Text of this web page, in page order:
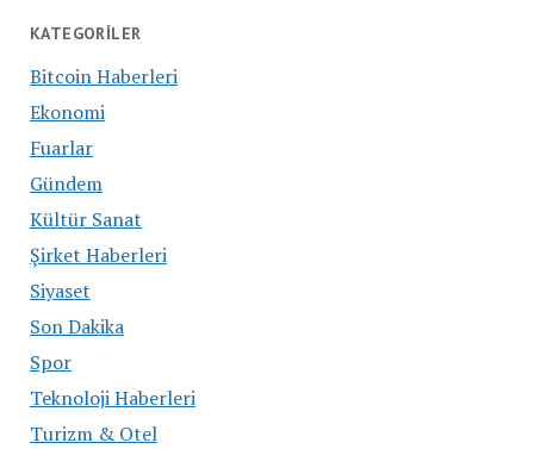
KATEGORILER
Bitcoin Haberleri
Ekonomi
Fuarlar
Gündem
Kültür Sanat
Şirket Haberleri
Siyaset
Son Dakika
Spor
Teknoloji Haberleri
Turizm & Otel